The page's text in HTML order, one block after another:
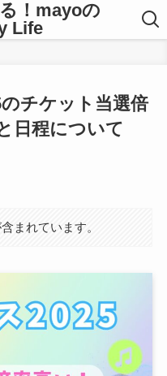
！mayoの
Life
チケット当選倍
日程について
まれています。